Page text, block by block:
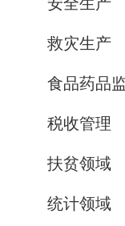
救灾生产
食品药品
税收管理
扶贫领域
统计领域